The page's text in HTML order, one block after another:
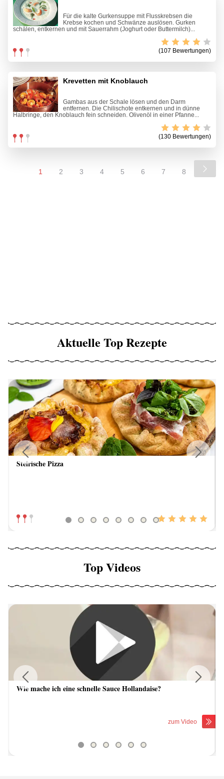
Für die kalte Gurkensuppe mit Flusskrebsen die
Krebse kochen und Schwänze auslösen. Gurken
schälen, entkernen und mit Sauerrahm (Joghurt oder Buttermilch)...
(107 Bewertungen)
Krevetten mit Knoblauch
Gambas aus der Schale lösen und den Darm
entfernen. Die Chilischote entkernen und in dünne
Halbringe, den Knoblauch fein schneiden. Olivenöl in einer Pfanne...
(130 Bewertungen)
1 2 3 4 5 6 7 8
Aktuelle Top Rezepte
Steirische Pizza
Previous
Top Videos
Wie mache ich eine schnelle Sauce Hollandaise?
zum Video
Previous